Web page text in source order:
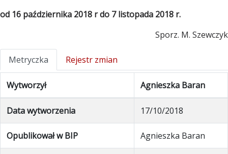
od 16 października 2018 r do 7 listopada 2018 r.
Sporz. M. Szewczyk
Metryczka Rejestr zmian
Wytworzył Agnieszka Baran
Data wytworzenia 17/10/2018
Opublikował w BIP Agnieszka Baran